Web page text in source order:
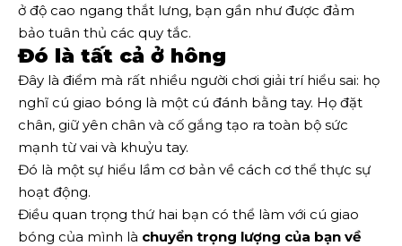
ở độ cao ngang thắt lưng, bạn gần như được đảm
bảo tuân thủ các quy tắc.
Đó là tất cả ở hông
Đây là điểm mà rất nhiều người chơi giải trí hiểu sai: họ
nghĩ cú giao bóng là một cú đánh bằng tay. Họ đặt
chân, giữ yên chân và cố gắng tạo ra toàn bộ sức
mạnh từ vai và khuỷu tay.
Đó là một sự hiểu lầm cơ bản về cách cơ thể thực sự
hoạt động.
Điều quan trọng thứ hai bạn có thể làm với cú giao
bóng của mình là chuyển trọng lượng của bạn về